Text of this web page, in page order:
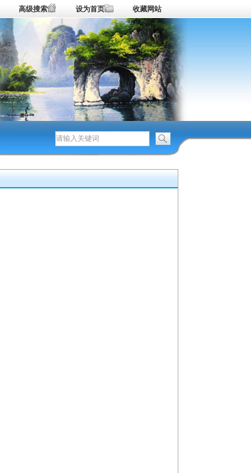
高级搜索 设为首页 收藏网站